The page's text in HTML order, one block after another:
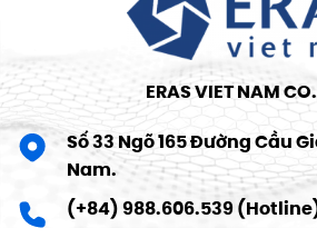
ERAS VIET NAM
Số 33 Ngõ 165 Đường Cầu
Nam.
(+84) 988.606.539